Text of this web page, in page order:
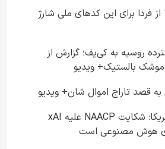
کالابرگ مرداد ۱۴۰۵ از فردا برای این کدهای ملی شارژ
روسیه به کی‌یف؛ گزارش از
قصد تاراج اموال شان+ ویدیو
وزارت دادگستری آمریکا: شکایت NAACP علیه xAI
هوش مصنوعی است